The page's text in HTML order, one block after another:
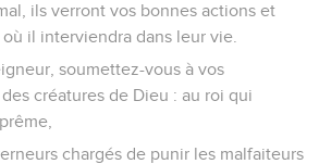
ils verront vos bonnes actions et
il interviendra dans leur vie.
soumettez-vous à vos
créatures de Dieu : au roi qui
chargés de punir les malfaiteurs